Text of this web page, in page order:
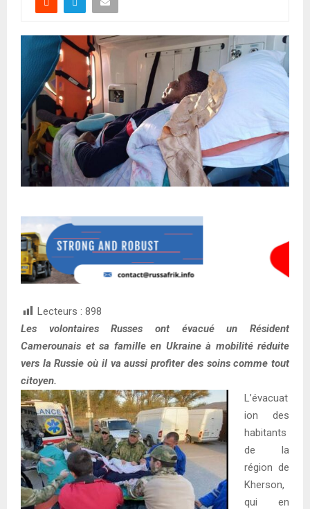
Lecteurs : 898
Les volontaires Russes ont évacué un Résident
Camerounais et sa famille en Ukraine à mobilité réduite
vers la Russie où il va aussi profiter des soins comme tout
citoyen.
L’évacuat
ion des
habitants
de la
région de
Kherson,
qui en